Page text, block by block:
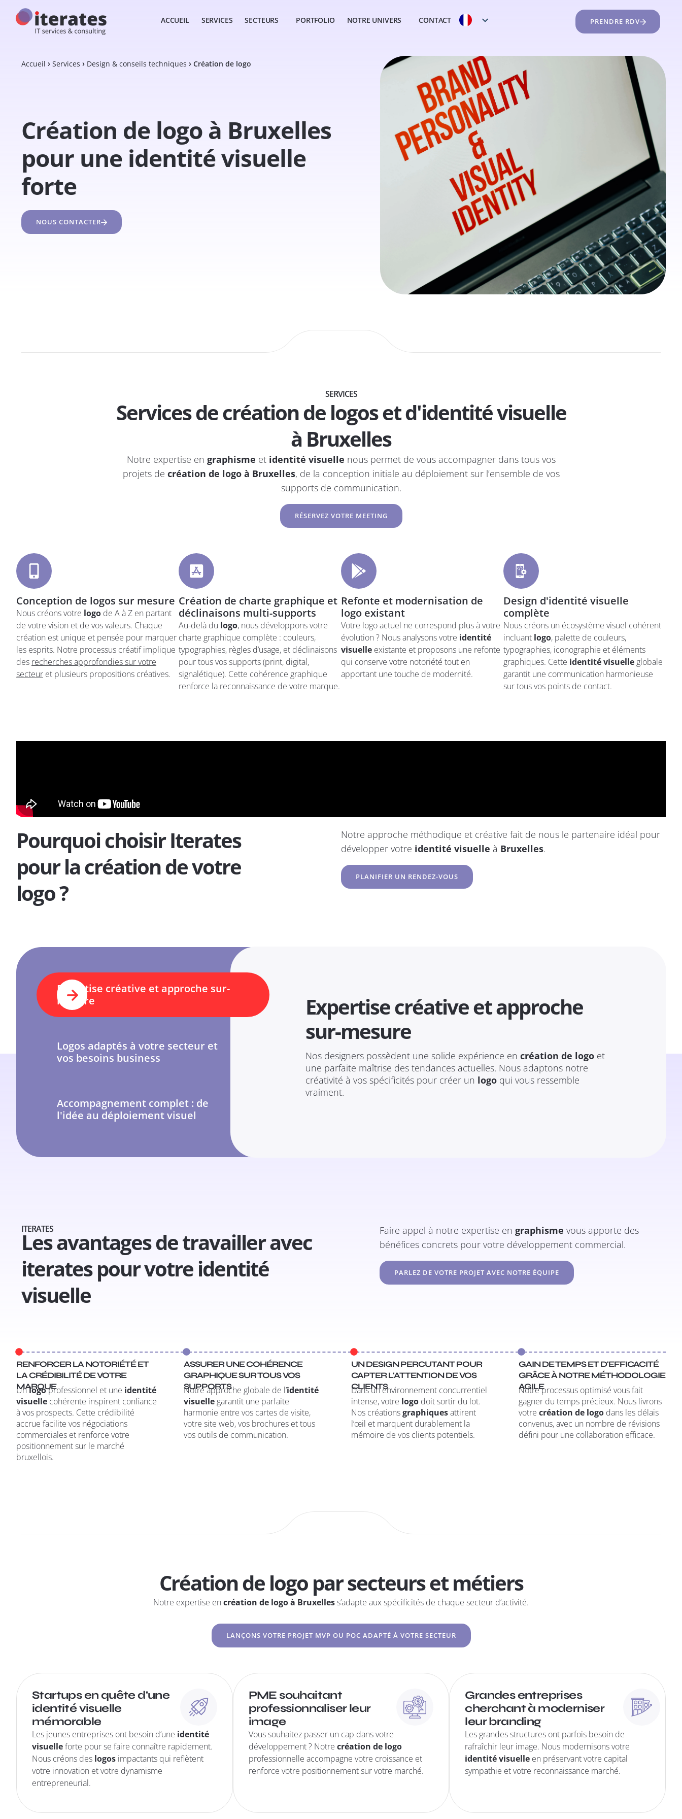
ACCUEIL SERVICES SECTEURS PORTFOLIO NOTRE UNIVERS CONTACT PRENDRE RDV
Accueil Services Design & conseils techniques Création de logo
Création de logo à Bruxelles
pour une identité visuelle
forte
NOUS CONTACTER
SERVICES
Services de création de logos et d'identité visuelle
à Bruxelles
Notre expertise en graphisme et identité visuelle nous permet de vous accompagner dans tous vos
projets de création de logo à Bruxelles, de la conception initiale au déploiement sur l’ensemble de vos
supports de communication.
RÉSERVEZ VOTRE MEETING
Conception de logos sur mesure
Nous créons votre logo de A à Z en partant
de votre vision et de vos valeurs. Chaque
création est unique et pensée pour marquer
les esprits. Notre processus créatif implique
des recherches approfondies sur votre
secteur et plusieurs propositions créatives.
Création de charte graphique et
déclinaisons multi-supports
Au-delà du logo, nous développons votre
charte graphique complète : couleurs,
typographies, règles d’usage, et déclinaisons
pour tous vos supports (print, digital,
signalétique). Cette cohérence graphique
renforce la reconnaissance de votre marque.
Refonte et modernisation de
logo existant
Votre logo actuel ne correspond plus à votre
évolution ? Nous analysons votre identité
visuelle existante et proposons une refonte
qui conserve votre notoriété tout en
apportant une touche de modernité.
Design d'identité visuelle
complète
Nous créons un écosystème visuel cohérent
incluant logo, palette de couleurs,
typographies, iconographie et éléments
graphiques. Cette identité visuelle globale
garantit une communication harmonieuse
sur tous vos points de contact.
Pourquoi choisir Iterates
pour la création de votre
logo ?
Notre approche méthodique et créative fait de nous le partenaire idéal pour
développer votre identité visuelle à Bruxelles.
PLANIFIER UN RENDEZ-VOUS
Expertise créative et approche sur-
mesure
Logos adaptés à votre secteur et
vos besoins business
Accompagnement complet : de
l'idée au déploiement visuel
Expertise créative et approche
sur-mesure
Nos designers possèdent une solide expérience encréation de logo et
une parfaite maîtrise des tendances actuelles. Nous adaptons notre
créativité à vos spécificités pour créer un logo qui vous ressemble
vraiment.
ITERATES
Les avantages de travailler avec
iterates pour votre identité
visuelle
Faire appel à notre expertise en graphisme vous apporte des
bénéfices concrets pour votre développement commercial.
PARLEZ DE VOTRE PROJET AVEC NOTRE ÉQUIPE
RENFORCER LA NOTORIÉTÉ ET
LA CRÉDIBILITÉ DE VOTRE
MARQUE
Unlogoprofessionnel et une identité
visuelle cohérente inspirent confiance
à vos prospects. Cette crédibilité
accrue facilite vos négociations
commerciales et renforce votre
positionnement sur le marché
bruxellois.
ASSURER UNE COHÉRENCE
GRAPHIQUE SUR TOUS VOS
SUPPORTS
Notre approche globale de l’identité
visuellegarantit une parfaite
harmonie entre vos cartes de visite,
votre site web, vos brochures et tous
vos outils de communication.
UN DESIGN PERCUTANT POUR
CAPTER L'ATTENTION DE VOS
CLIENTS
Dans un environnement concurrentiel
intense, votre logodoit sortir du lot.
Nos créationsgraphiquesattirent
l’œil et marquent durablement la
mémoire de vos clients potentiels.
GAIN DE TEMPS ET D'EFFICACITÉ
GRÂCE À NOTRE MÉTHODOLOGIE
AGILE
Notre processus optimisé vous fait
gagner du temps précieux. Nous livrons
votre création de logodans les délais
convenus, avec un nombre de révisions
défini pour une collaboration efficace.
Création de logo par secteurs et métiers
Notre expertise encréation de logo à Bruxelless’adapte aux spécificités de chaque secteur d’activité.
LANÇONS VOTRE PROJET MVP OU POC ADAPTÉ À VOTRE SECTEUR
Startups en quête d'une
identité visuelle
mémorable
Les jeunes entreprises ont besoin d’une identité
visuelleforte pour se faire connaître rapidement.
Nous créons des logos impactants qui reflètent
votre innovation et votre dynamisme
entrepreneurial.
PME souhaitant
professionnaliser leur
image
Vous souhaitez passer un cap dans votre
développement ? Notre création de logo
professionnelle accompagne votre croissance et
renforce votre positionnement sur votre marché.
Grandes entreprises
cherchant à moderniser
leur branding
Les grandes structures ont parfois besoin de
rafraîchir leur image. Nous modernisons votre
identité visuelle en préservant votre capital
sympathie et votre reconnaissance marché.